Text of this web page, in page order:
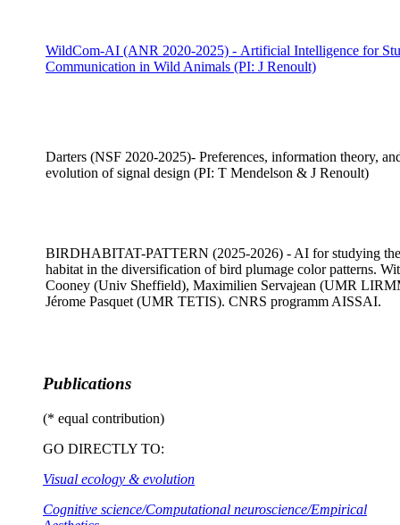
WildCom-AI (ANR 2020-2025) - Artificial Intelligence for
Communication in Wild Animals (PI: J Renoult)
Darters (NSF 2020-2025)- Preferences, information theory,
evolution of signal design (PI: T Mendelson & J Renoult)
BIRDHABITAT-PATTERN (2025-2026) - AI for studying
habitat in the diversification of bird plumage color patterns.
Cooney (Univ Sheffield), Maximilien Servajean (UMR
Jérome Pasquet (UMR TETIS). CNRS programm AISSAI.
Publications
(* equal contribution)
GO DIRECTLY TO:
Visual ecology & evolution
Cognitive science/Computational neuroscience/Empirical